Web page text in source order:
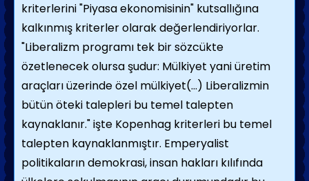
kriterlerini "Piyasa ekonomisinin" kutsallığına
kalkınmış kriterler olarak değerlendiriyorlar.
"Liberalizm programı tek bir sözcükte
özetlenecek olursa şudur: Mülkiyet yani üretim
araçları üzerinde özel mülkiyet(...) Liberalizmin
bütün öteki talepleri bu temel talepten
kaynaklanır." işte Kopenhag kriterleri bu temel
talepten kaynaklanmıştır. Emperyalist
politikaların demokrasi, insan hakları kılıfında